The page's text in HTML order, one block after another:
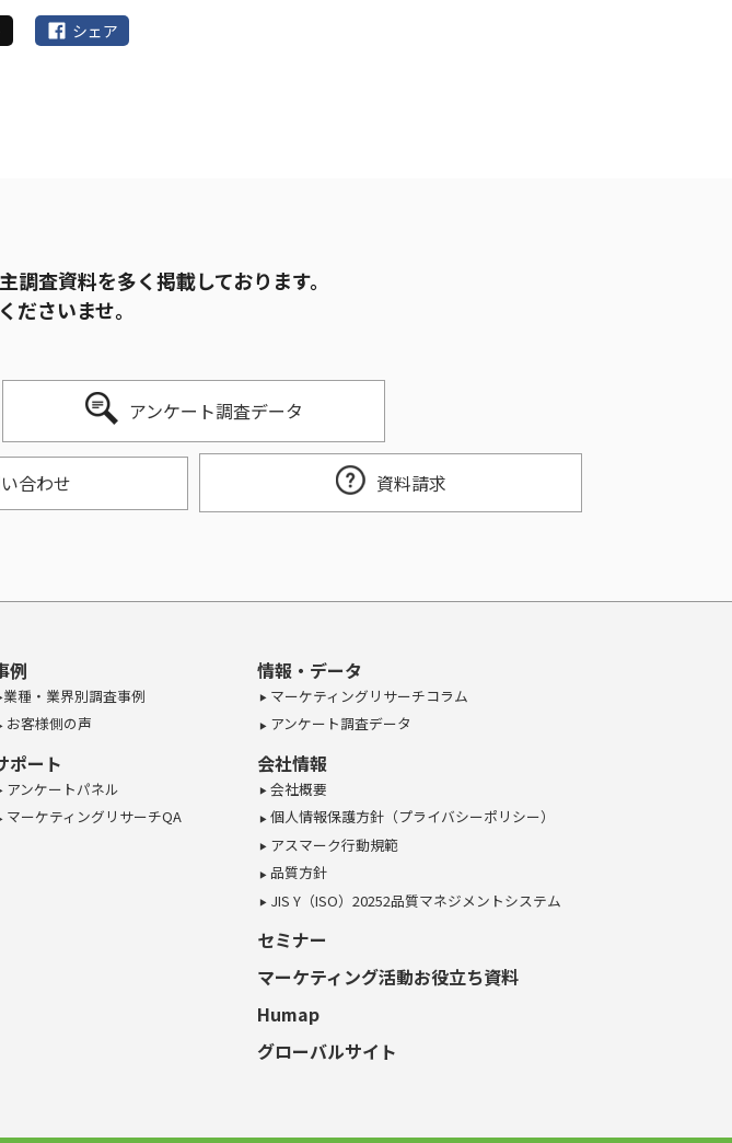
シェア
査資料を多く掲載しております。
ださいませ。
アンケート調査データ
合わせ 資料請求
例
業種・業界別調査事例
お客様側の声
ポート
アンケートパネル
マーケティングリサーチQA
情報・データ
マーケティングリサーチコラム
アンケート調査データ
会社情報
会社概要
個人情報保護方針（プライバシーポリシー）
アスマーク行動規範
品質方針
JIS Y（ISO）20252品質マネジメントシステム
セミナー
マーケティング活動お役立ち資料
Humap
グローバルサイト